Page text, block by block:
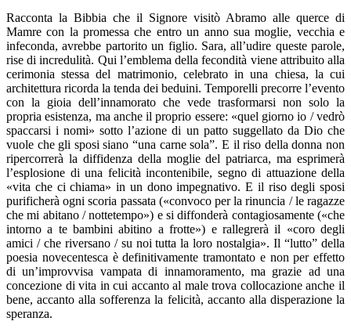
Racconta la Bibbia che il Signore visitò Abramo alle querce di
Mamre con la promessa che entro un anno sua moglie, vecchia e
infeconda, avrebbe partorito un figlio. Sara, all’udire queste parole,
rise di incredulità. Qui l’emblema della fecondità viene attribuito alla
cerimonia stessa del matrimonio, celebrato in una chiesa, la cui
architettura ricorda la tenda dei beduini. Temporelli precorre l’evento
con la gioia dell’innamorato che vede trasformarsi non solo la
propria esistenza, ma anche il proprio essere: «quel giorno io / vedrò
spaccarsi i nomi» sotto l’azione di un patto suggellato da Dio che
vuole che gli sposi siano “una carne sola”. E il riso della donna non
ripercorrerà la diffidenza della moglie del patriarca, ma esprimerà
l’esplosione di una felicità incontenibile, segno di attuazione della
«vita che ci chiama» in un dono impegnativo. E il riso degli sposi
purificherà ogni scoria passata («convoco per la rinuncia / le ragazze
che mi abitano / nottetempo») e si diffonderà contagiosamente («che
intorno a te bambini abitino a frotte») e rallegrerà il «coro degli
amici / che riversano / su noi tutta la loro nostalgia». Il “lutto” della
poesia novecentesca è definitivamente tramontato e non per effetto
di un’improvvisa vampata di innamoramento, ma grazie ad una
concezione di vita in cui accanto al male trova collocazione anche il
bene, accanto alla sofferenza la felicità, accanto alla disperazione la
speranza.